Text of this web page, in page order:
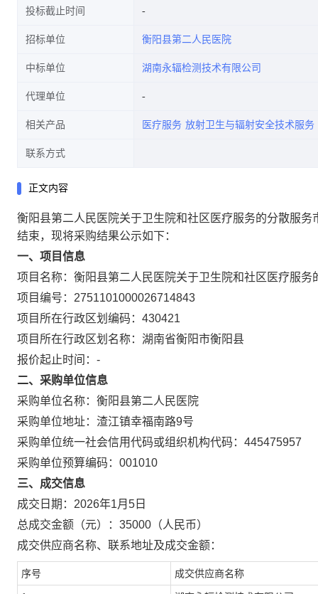
投标截止时间
招标单位 衡阳县第二人民医院
中标单位 湖南永辐检测技术有限公司
代理单位
相关产品 医疗服务 放射卫生与辐射安全技术服务
联系方式
正文内容
衡阳县第二人民医院关于卫生院和社区医疗服务的分散服务
结束，现将采购结果公示如下：
一、项目信息
项目名称： 衡阳县第二人民医院关于卫生院和社区医疗服务
项目编号： 2751101000026714843
项目所在行政区划编码： 430421
项目所在行政区划名称： 湖南省衡阳市衡阳县
报价起止时间： -
二、采购单位信息
采购单位名称： 衡阳县第二人民医院
采购单位地址： 渣江镇幸福南路9号
采购单位统一社会信用代码或组织机构代码： 445475957
采购单位预算编码： 001010
三、成交信息
成交日期： 2026年1月5日
总成交金额（元）： 35000 （人民币）
成交供应商名称、联系地址及成交金额：
序号 成交供应商名称